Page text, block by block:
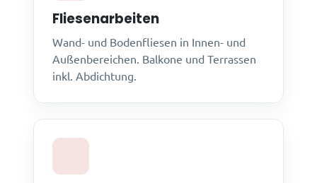
Fliesenarbeiten
Wand- und Bodenfliesen in Innen- und
Außenbereichen. Balkone und Terrassen
inkl. Abdichtung.